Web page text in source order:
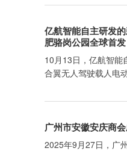
亿航智能自主研发
肥骆岗公园全球首发
10月13日，亿航智能
合翼无人驾驶载人电
广州市安徽安庆商
2025年9月27日，广